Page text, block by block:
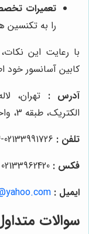
تعمیرات
را به
با رعایت این
کابین آسانسور خود
آدرس : تهران،
الکتریک، طبقه 3، واحد417
تلفن :
فکس :
ایمیل :
سوالات